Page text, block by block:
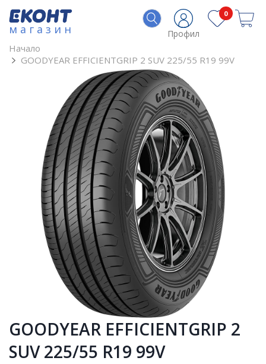
магазин Профил
0
Начало
GOODYEAR EFFICIENTGRIP 2 SUV 225/55 R19 99V
GOODYEAR EFFICIENTGRIP 2
SUV 225/55 R19 99V